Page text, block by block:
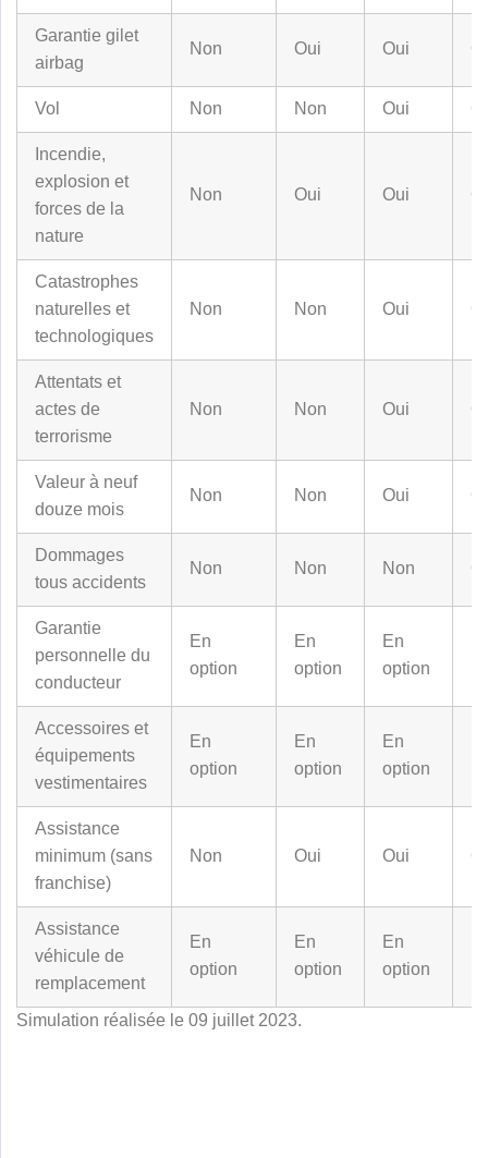
Garantie gilet
airbag
Non Oui Oui
Vol Non Non Oui
Incendie,
explosion et
forces de la
nature
Non Oui Oui
Catastrophes
naturelles et
technologiques
Non Non Oui
Attentats et
actes de
terrorisme
Non Non Oui
Valeur à neuf
douze mois
Non Non Oui
Dommages
tous accidents
Non Non Non
Garantie
personnelle du
conducteur
En
option
En
option
En
option
Accessoires et
équipements
vestimentaires
En
option
En
option
En
option
Assistance
minimum (sans
franchise)
Non Oui Oui
Assistance
véhicule de
remplacement
En
option
En
option
En
option
Simulation réalisée le 09 juillet 2023.